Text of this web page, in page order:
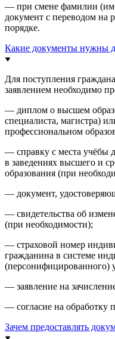
— при смене фамилии
документ с переводом на
порядке.
Какие документы нужны
Для поступления
заявлением необходимо
— диплом о высшем
специалиста, магистра)
профессиональном
— справку с места учёбы
в заведениях высшего и
образования (при
— документ,
— свидетельства об
(при необходимости);
— страховой номер
гражданина в системе
— заявление на
— согласие на обработку
Зачем предоставлять